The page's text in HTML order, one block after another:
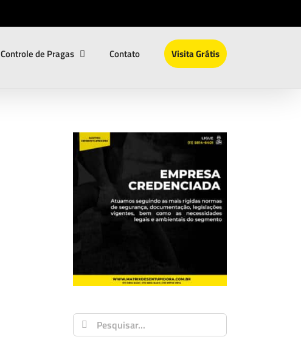
Controle de Pragas Contato Visita Grátis
Buscar
resultados